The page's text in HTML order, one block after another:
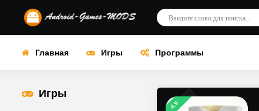
Главная Игры Программы
Игры
4.9